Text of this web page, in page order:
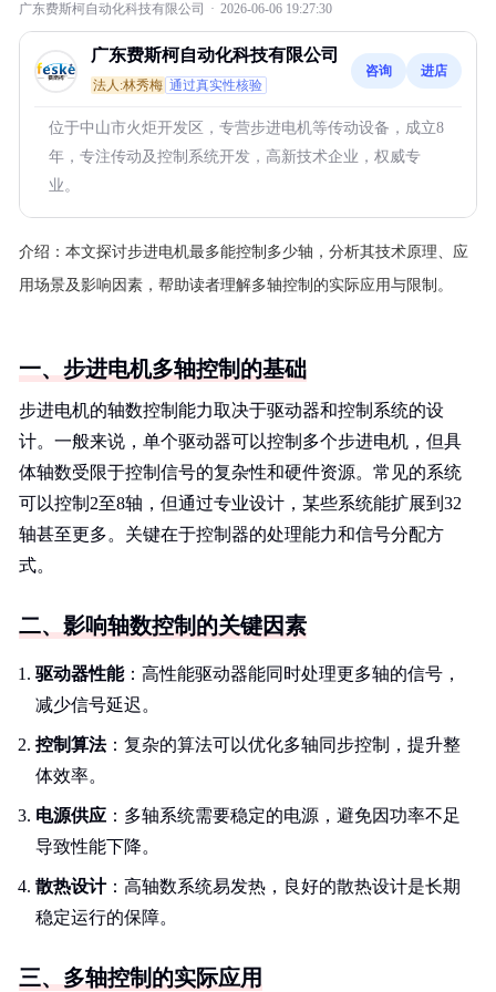
广东费斯柯自动化科技有限公司 · 2026-06-06 19:27:30
广东费斯柯自动化科技有限公司
法人:林秀梅 通过真实性核验
咨询 进店
位于中山市火炬开发区，专营步进电机等传动设备，成立8
年，专注传动及控制系统开发，高新技术企业，权威专
业。
介绍： 本文探讨步进电机最多能控制多少轴，分析其技术原理、应
用场景及影响因素，帮助读者理解多轴控制的实际应用与限制。
一、步进电机多轴控制的基础
步进电机的轴数控制能力取决于驱动器和控制系统的设
计。一般来说，单个驱动器可以控制多个步进电机，但具
体轴数受限于控制信号的复杂性和硬件资源。常见的系统
可以控制2至8轴，但通过专业设计，某些系统能扩展到32
轴甚至更多。关键在于控制器的处理能力和信号分配方
式。
二、影响轴数控制的关键因素
驱动器性能：高性能驱动器能同时处理更多轴的信号，
减少信号延迟。
控制算法：复杂的算法可以优化多轴同步控制，提升整
体效率。
电源供应 ：多轴系统需要稳定的电源，避免因功率不足
导致性能下降。
散热设计：高轴数系统易发热，良好的散热设计是长期
稳定运行的保障。
三、多轴控制的实际应用